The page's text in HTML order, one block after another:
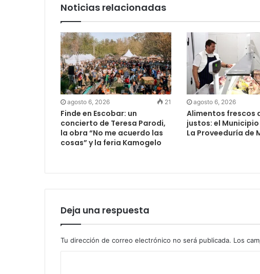
Noticias relacionadas
agosto 6, 2026 21
Finde en Escobar: un
concierto de Teresa Parodi,
la obra “No me acuerdo las
cosas” y la feria Kamogelo
agosto 6, 2026
Alimentos frescos
justos: el
La Proveeduría de
Deja una respuesta
Tu dirección de correo electrónico no será publicada. Los